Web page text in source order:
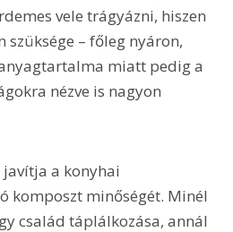
vele trágyázni, hiszen
szüksége – főleg nyáron,
miatt pedig a
nézve is nagyon
javítja a konyhai
komposzt minőségét. Minél
család táplálkozása, annál